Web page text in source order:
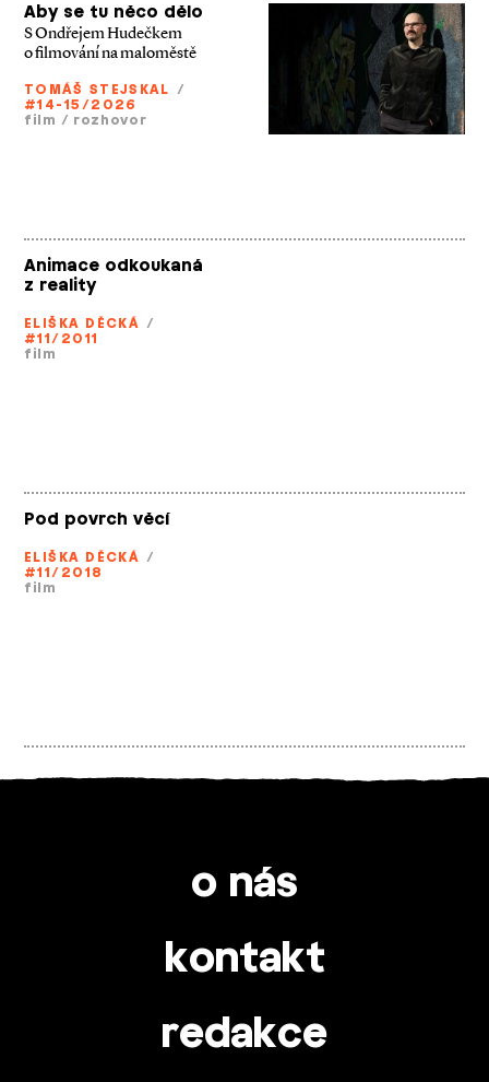
Aby se tu něco dělo
S Ondřejem Hudečkem
o filmování na maloměstě
TOMÁŠ STEJSKAL /
#14-15/2026
film / rozhovor
Animace odkoukaná
z reality
ELIŠKA DĚCKÁ /
#11/2011
film
Pod povrch věcí
ELIŠKA DĚCKÁ /
#11/2018
film
o nás
kontakt
redakce